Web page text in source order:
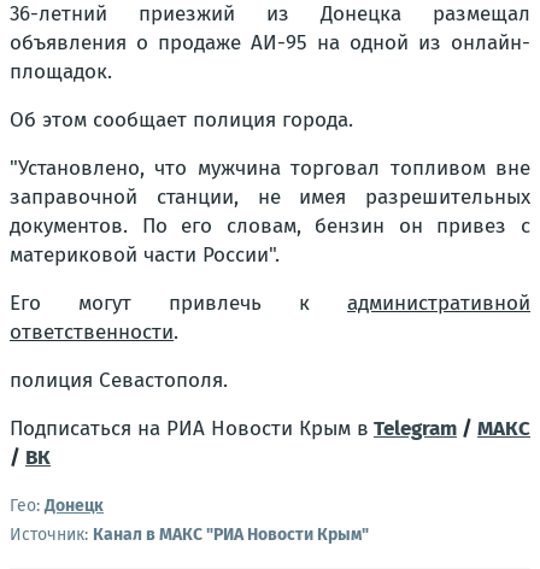
36-летний приезжий из Донецка размещал
объявления о продаже АИ-95 на одной из онлайн-
площадок.
Об этом сообщает полиция города.
"Установлено, что мужчина торговал топливом вне
заправочной станции, не имея разрешительных
документов. По его словам, бензин он привез с
материковой части России".
Его могут привлечь к административной
ответственности.
полиция Севастополя.
Подписаться на РИА Новости Крым в Telegram / МАКС
/ ВК
Гео:Донецк
Источник: Канал в МАКС "РИА Новости Крым"